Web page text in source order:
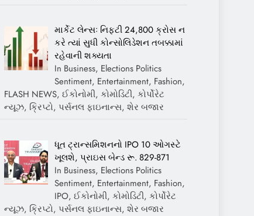
માર્કેટ લેન્સઃ નિફ્ટી 24,800 ક્રોસ ન
કરે ત્યાં સુધી કોન્સોલિડેશન તબક્કામાં
રહેવાની શક્યતા
In Business, Elections Politics
Sentiment, Entertainment, Fashion,
FLASH NEWS, ઈકોનોમી, કોમોડિટી, કોર્પોરેટ
ન્યૂઝ, ક્રિપ્ટો, પર્સનલ ફાઇનાન્સ, શેર બજાર
ધૂત ટ્રાન્સમિશનનો IPO 10 ઓગસ્ટે
ખૂલશે, પ્રાઇસ બેન્ડ રૂ. 829-871
In Business, Elections Politics
Sentiment, Entertainment, Fashion,
IPO, ઈકોનોમી, કોમોડિટી, કોર્પોરેટ
ન્યૂઝ, ક્રિપ્ટો, પર્સનલ ફાઇનાન્સ, શેર બજાર